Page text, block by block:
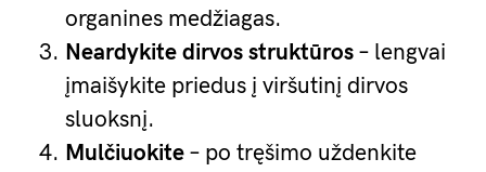
organines medžiagas.
Neardykite dirvos struktūros – lengvai
įmaišykite priedus į viršutinį dirvos
sluoksnį.
Mulčiuokite – po tręšimo uždenkite